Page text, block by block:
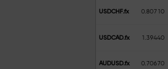
USDCHF.fx 0.80710
USDCAD.fx 1.39440
AUDUSD.fx 0.70670